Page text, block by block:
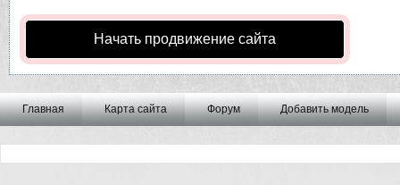
Начать продвижение сайта
Главная Карта сайта Форум Добавить модель